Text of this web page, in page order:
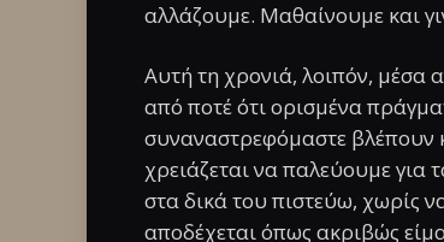
αλλάζουμε. Μαθαίνουμε και
Αυτή τη χρονιά, λοιπόν, μέσα
από ποτέ ότι ορισμένα
συναναστρεφόμαστε βλέπουν
χρειάζεται να παλεύουμε για
στα δικά του πιστεύω, χωρίς
αποδέχεται όπως ακριβώς